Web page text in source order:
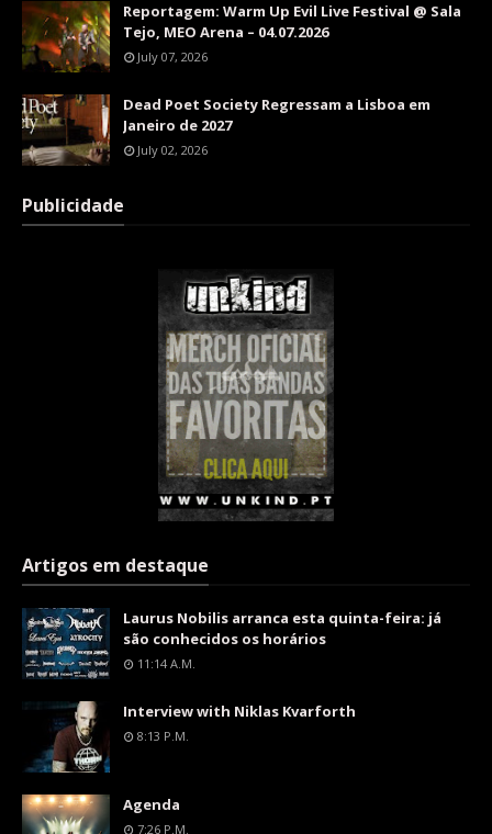
Reportagem: Warm Up Evil Live Festival @ Sala
Tejo, MEO Arena – 04.07.2026
July 07, 2026
Dead Poet Society Regressam a Lisboa em
Janeiro de 2027
July 02, 2026
Publicidade
Artigos em destaque
Laurus Nobilis arranca esta quinta-feira: já
são conhecidos os horários
11:14 A.m.
Interview with Niklas Kvarforth
8:13 P.m.
Agenda
7:26 P.m.